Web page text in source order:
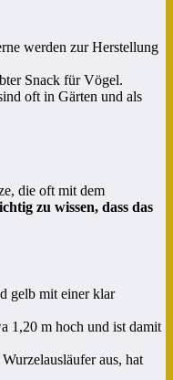
werden zur Herstellung
Snack für Vögel.
oft in Gärten und als
die oft mit dem
zu wissen, dass das
gelb mit einer klar
1,20 m hoch und ist damit
aus, hat